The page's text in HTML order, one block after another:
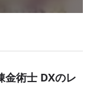
金術士 DXのレ